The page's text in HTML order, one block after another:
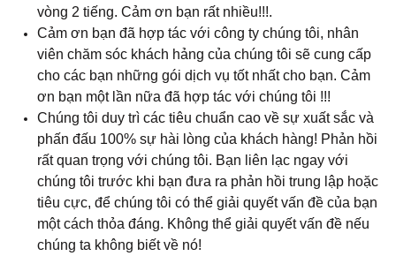
vòng 2 tiếng. Cảm ơn bạn rất nhiều!!!.
Cảm ơn bạn đã hợp tác với công ty chúng tôi, nhân
viên chăm sóc khách hảng của chúng tôi sẽ cung cấp
cho các bạn những gói dịch vụ tốt nhất cho bạn. Cảm
ơn bạn một lần nữa đã hợp tác với chúng tôi !!!
Chúng tôi duy trì các tiêu chuẩn cao về sự xuất sắc và
phấn đấu 100% sự hài lòng của khách hàng! Phản hồi
rất quan trọng với chúng tôi. Bạn liên lạc ngay với
chúng tôi trước khi bạn đưa ra phản hồi trung lập hoặc
tiêu cực, để chúng tôi có thể giải quyết vấn đề của bạn
một cách thỏa đáng. Không thể giải quyết vấn đề nếu
chúng ta không biết về nó!